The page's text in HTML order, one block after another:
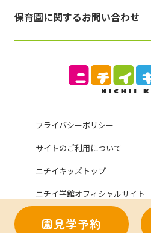
園見学予約
プライバシーポリシー
サイトのご利用について
ニチイキッズトップ
ニチイ学館オフィシャルサイト
保育園に関するお問い合わせ